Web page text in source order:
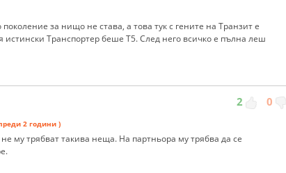
за нищо не става, а това тук с гените на Транзит е
истински Транспортер беше Т5. След него всичко е пълна леш
2 0
2 години )
му трябват такива неща. На партньора му трябва да се